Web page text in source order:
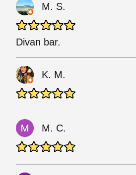
M. S.
Divan bar.
K. M.
M. C.